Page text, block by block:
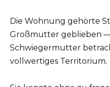
Die Wohnung gehörte
Großmutter geblieben
Schwiegermutter
vollwertiges Territorium.